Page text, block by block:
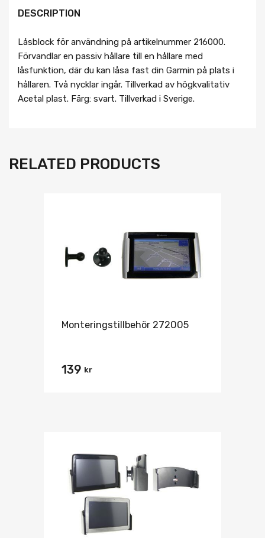
DESCRIPTION
Låsblock för användning på artikelnummer 216000.
Förvandlar en passiv hållare till en hållare med
låsfunktion, där du kan låsa fast din Garmin på plats i
hållaren. Två nycklar ingår. Tillverkad av högkvalitativ
Acetal plast. Färg: svart. Tillverkad i Sverige.
RELATED PRODUCTS
Monteringstillbehör 272005
139 kr